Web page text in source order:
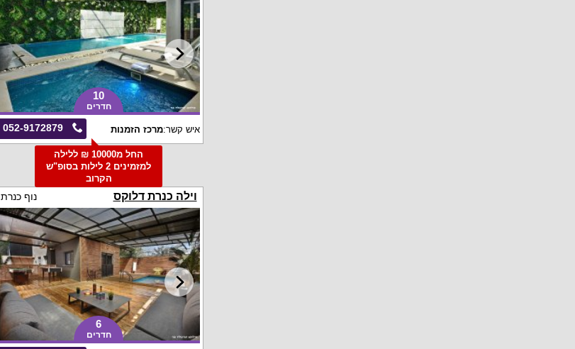
10
חדרים
052-9172879 איש קשר:מרכז הזמנות
החל מ10000 ₪ ללילה
למזמינים 2 לילות בסופ"ש
הקרוב
וילה כנרת דלוקס נוף כנרת
6
חדרים